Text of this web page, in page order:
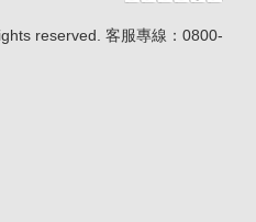
reserved. 客服專線：0800-